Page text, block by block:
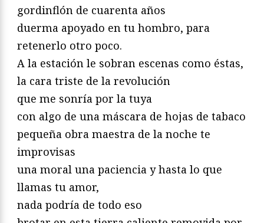
gordinflón de cuarenta años
duerma apoyado en tu hombro, para
retenerlo otro poco.
A la estación le sobran escenas como éstas,
la cara triste de la revolución
que me sonría por la tuya
con algo de una máscara de hojas de tabaco
pequeña obra maestra de la noche te
improvisas
una moral una paciencia y hasta lo que
llamas tu amor,
nada podría de todo eso